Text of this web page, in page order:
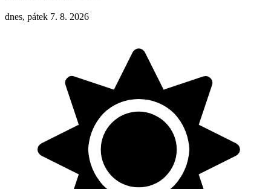
dnes, pátek 7. 8. 2026